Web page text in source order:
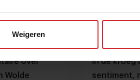
Weigeren
over
Wolde
In de kroeg
sentiment,